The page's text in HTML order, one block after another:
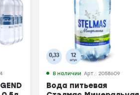
В наличии Арт.: 2058609
Вода питьевая